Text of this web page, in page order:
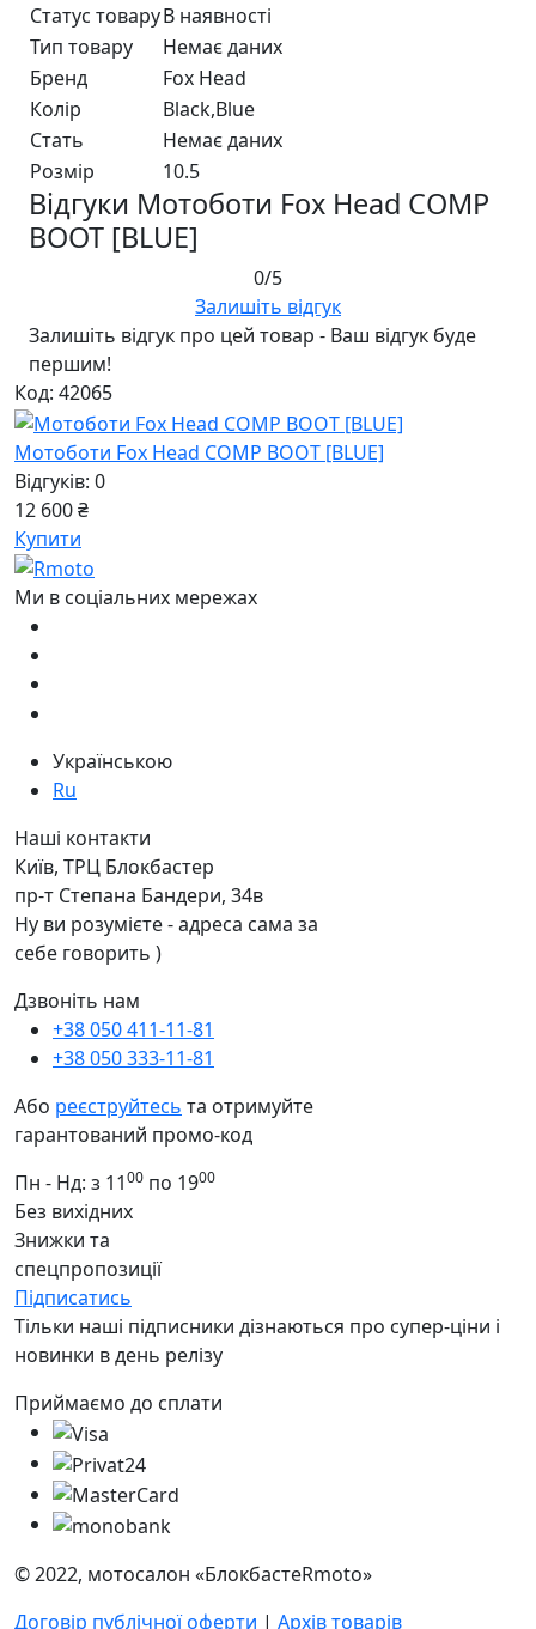
Статус товаруВ наявності
Тип товару
Немає даних
Бренд
Fox Head
Колір
Black,Blue
Стать
Немає даних
Розмір
10.5
Відгуки Мотоботи Fox Head COMP
BOOT [BLUE]
0/5
Залишіть відгук
Залишіть відгук про цей товар - Ваш відгук буде
першим!
Код: 42065
Мотоботи Fox Head COMP BOOT [BLUE]
Відгуків: 0
12 600 ₴
Купити
Ми в соціальних мережах
Українською
Ru
Наші контакти
Київ, ТРЦ Блокбастер
пр-т Степана Бандери, 34в
Ну ви розумієте - адреса сама за
себе говорить )
Дзвоніть нам
+38 050 411-11-81
+38 050 333-11-81
Або реєструйтесь та отримуйте
гарантований промо-код
Пн - Нд: з 1100 по 1900
Без вихідних
Знижки та
спецпропозиції
Підписатись
Тільки наші підписники дізнаються про супер-ціни і
новинки в день релізу
Приймаємо до сплати
© 2022, мотосалон «БлокбастеRmoto»
Договір публічної оферти | Архів товарів